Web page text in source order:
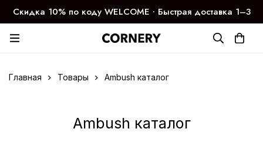
Скидка 10% по коду WELCOME ∙ Быстрая доставка 1–3
дня
Главная Товары Ambush каталог
Ambush каталог